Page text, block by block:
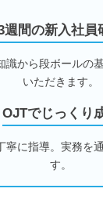
週間の新入社員
識から段ボールの
いただきます。
OJTでじっくり
寧に指導。実務を
す。